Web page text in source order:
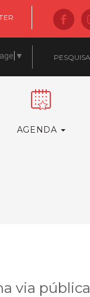
▼
AGENDA
via pública